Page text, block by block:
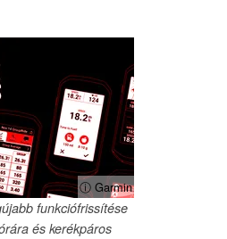
ⓘ Garmin
funkciófrissítése
és kerékpáros